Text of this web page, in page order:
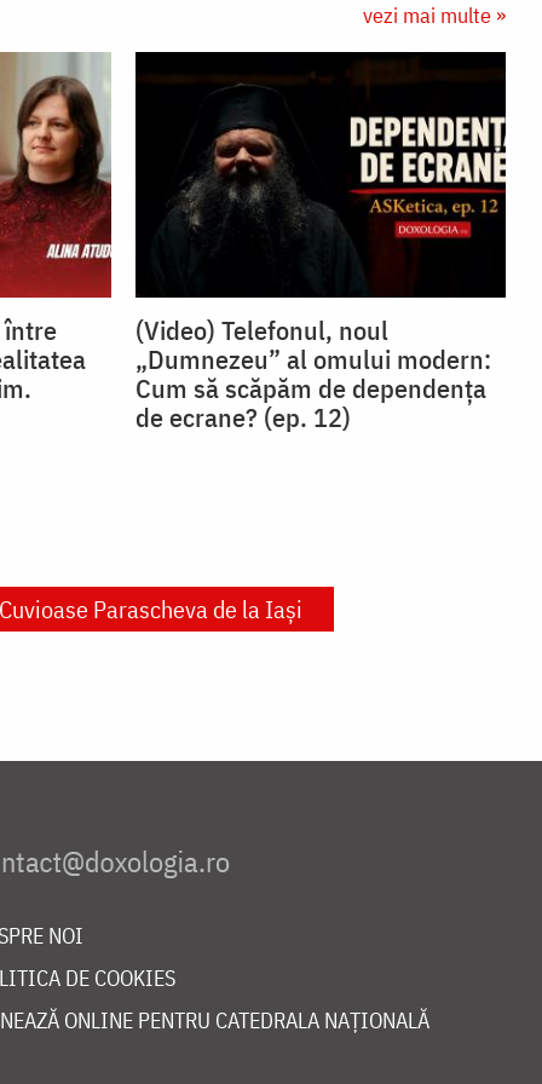
vezi mai multe »
între
(Video) Telefonul, noul
„Dumnezeu” al omului modern:
Cum să scăpăm de dependența
de ecrane? (ep. 12)
Parascheva de la Iași
NOI
DE COOKIES
ONLINE PENTRU CATEDRALA NAȚIONALĂ